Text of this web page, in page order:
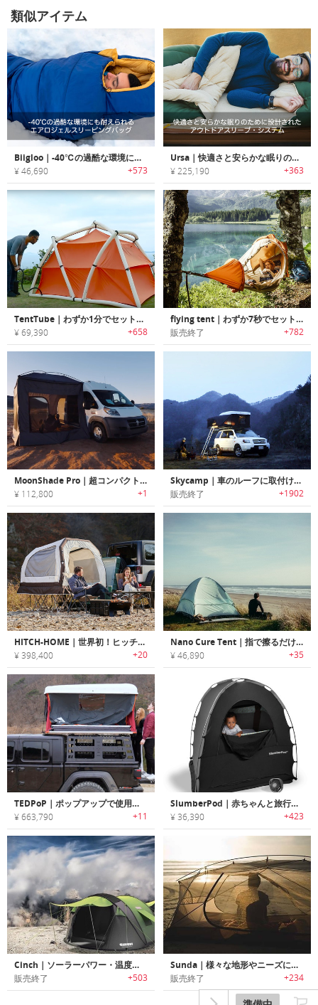
類似アイテム
Biigloo｜-40℃の過酷な環境にも耐えられるエアロジェルスリーピングバッグ「ビーグロー」
¥ 46,690 +573
Ursa｜快適さと安らかな眠りのために設計されたアウトドアスリープ・システム「アーサ」
¥ 225,190 +363
TentTube｜わずか1分でセットアップできる空気注入式ポータブルテント「テントチューブ」
¥ 69,390 +658
flying tent｜わずか7秒でセット可能なハンモックテント「フライングテント」
販売終了 +782
MoonShade Pro｜超コンパクト・どこでも設置できるポータブルオーニングシステム
¥ 112,800 +1
Skycamp｜車のルーフに取付け可能な折りたたみ式ハードシェルルーフテント「スカイキャンプ」
販売終了 +1902
HITCH-HOME｜世界初！ヒッチ型エアテント
¥ 398,400 +20
Nano Cure Tent｜指で擦るだけで開いた穴を修復できるセルフヒーリングテント「ナノキュアテント」
¥ 46,890 +35
TEDPoP｜ポップアップで使用可能なハードシェルルーフトップテント「テッドポップ」
¥ 663,790 +11
SlumberPod｜赤ちゃんと旅行する時に活躍する遮光/プライバシーポッド
¥ 36,390 +423
Cinch｜ソーラーパワー・温度調節機能搭載ポップアップテント「シンチ」
販売終了 +503
Sunda｜様々な地形やニーズに対応可能な2 in 1ハンモックテント「サンダ」
販売終了 +234